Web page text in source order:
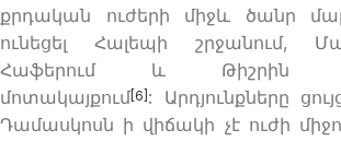
քրդական ուժերի միջև ծանր
ունեցել Հալեպի շրջանում,
Հաֆերում և Թիշրին
մոտակայքում[6] : Արդյունքները
Դամասկոսն ի վիճակի չէ ուժի